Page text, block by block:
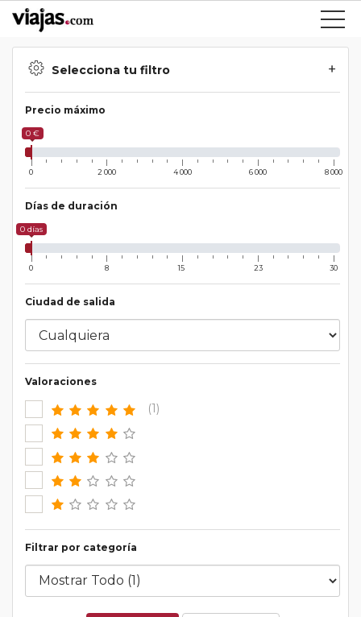
Selecciona tu filtro
Precio máximo
0 €
0 2 000 4 000 6 000 8 000
Días de duración
0 días
0 8 15 23 30
Ciudad de salida
Valoraciones
(1)
Filtrar por categoría